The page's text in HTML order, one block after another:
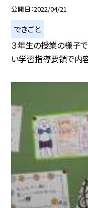
公開日 2022/04/21
できごと
３年生の授業の様子
い学習指導要領で内